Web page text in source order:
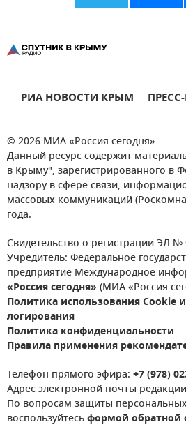
РИА НОВОСТИ КРЫМ
© 2026 МИА «Россия сегодня»
Данный ресурс содержит
в Крыму", зарегистрированного в
надзору в сфере связи,
массовых коммуникаций
года.
Свидетельство о регистрации ЭЛ №
Учредитель: Федеральное
предприятие Международное
«Россия сегодня» (МИА «Россия
Политика использования Cookie
логирования
Политика конфиденциальности
Правила применения
Телефон прямого эфира: +7 (978)
Адрес электронной почты
По вопросам защиты
воспользуйтесьформой обратной